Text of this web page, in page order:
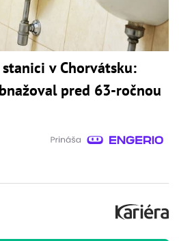
v Chorvátsku:
pred 63-ročnou